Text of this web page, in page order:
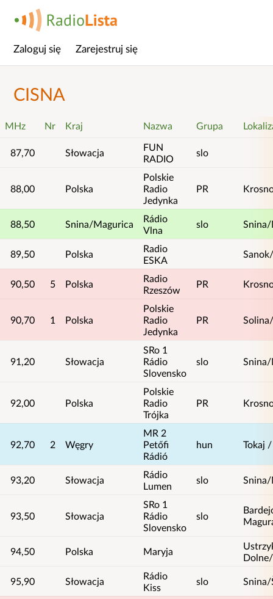
Menu
Zaloguj się Zarejestruj się
CISNA
MHz Nr Kraj Nazwa Grupa
87,70 Słowacja
FUN
RADIO
slo
88,00 Polska
Polskie
Radio
Jedynka
PR
88,50 Snina/Magurica
Rádio
Vlna
slo
89,50 Polska
Radio
ESKA
90,50 5 Polska
Radio
Rzeszów
PR
90,70 1 Polska
Polskie
Radio
Jedynka
PR
91,20 Słowacja
SRo 1
Rádio
Slovensko
slo
92,00 Polska
Polskie
Radio
Trójka
PR
92,70 2 Węgry
MR 2
Petőfi
Rádió
hun Tokaj
93,20 Słowacja
Rádio
Lumen
slo
93,50 Słowacja
SRo 1
Rádio
Slovensko
slo
94,50 Polska Maryja
95,90 Słowacja
Rádio
Kiss
slo